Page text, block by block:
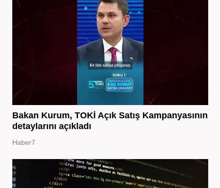
Bakan Kurum, TOKİ Açık Satış Kampanyasının
detaylarını açıkladı
Haber7